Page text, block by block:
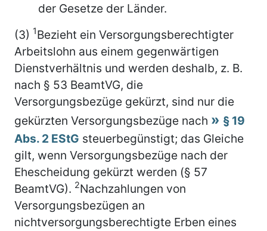
der Gesetze der Länder.
(3) 1Bezieht ein Versorgungsberechtigter
Arbeitslohn aus einem gegenwärtigen
Dienstverhältnis und werden deshalb, z. B.
nach § 53 BeamtVG, die
Versorgungsbezüge gekürzt, sind nur die
gekürzten Versorgungsbezüge nach
§ 19
Abs. 2 EStG steuerbegünstigt; das Gleiche
gilt, wenn Versorgungsbezüge nach der
Ehescheidung gekürzt werden (§ 57
BeamtVG). 2Nachzahlungen von
Versorgungsbezügen an
nichtversorgungsberechtigte Erben eines